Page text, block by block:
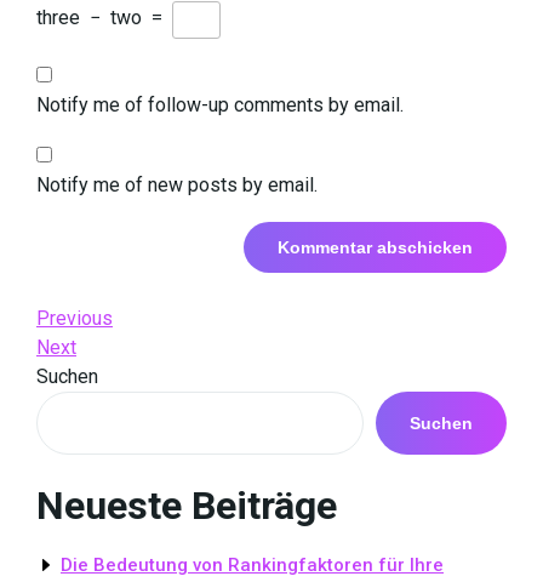
three − two =
Notify me of follow-up comments by email.
Notify me of new posts by email.
Beitrags-
Navigation
Previous
Post
Previous
Next
Post
Next
Suchen
Suchen
Neueste Beiträge
Die Bedeutung von Rankingfaktoren für Ihre